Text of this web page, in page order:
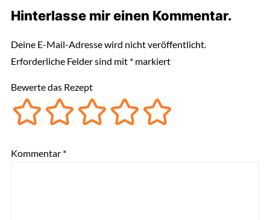
Hinterlasse mir einen Kommentar.
Deine E-Mail-Adresse wird nicht veröffentlicht.
Erforderliche Felder sind mit *markiert
Bewerte das Rezept
Kommentar *